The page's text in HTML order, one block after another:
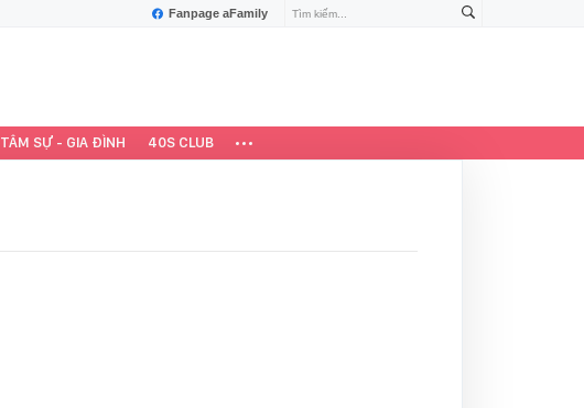
Fanpage aFamily
TÂM SỰ - GIA ĐÌNH 40S CLUB